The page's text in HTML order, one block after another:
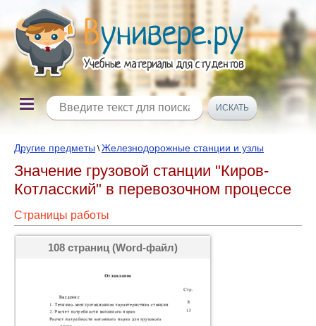
Другие предметы \Железнодорожные станции и узлы
Значение грузовой станции "Киров-
Котласский" в перевозочном процессе
Страницы работы
108 страниц (Word-файл)